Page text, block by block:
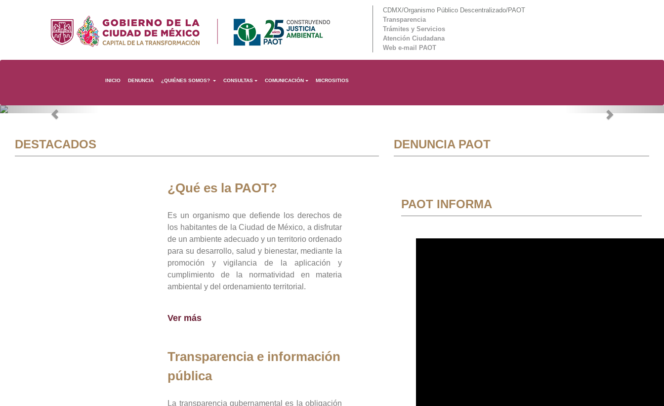
CDMX/Organismo Público Descentralizado/PAOT
Transparencia
Trámites y Servicios
Atención Ciudadana
Web e-mail PAOT
INICIO DENUNCIA ¿QUIÉNES SOMOS? CONSULTAS COMUNICACIÓN MICROSITIOS
Previous Next
DESTACADOS
¿Qué es la PAOT?
Es un organismo que defiende los derechos de
los habitantes de la Ciudad de México, a disfrutar
de un ambiente adecuado y un territorio ordenado
para su desarrollo, salud y bienestar, mediante la
promoción y vigilancia de la aplicación y
cumplimiento de la normatividad en materia
ambiental y del ordenamiento territorial.
Ver más
Transparencia e información
pública
La transparencia gubernamental es la obligación
DENUNCIA PAOT
PAOT INFORMA